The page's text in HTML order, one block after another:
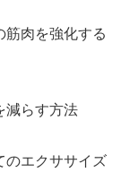
肉を強化する
減らす方法
エクササイズ